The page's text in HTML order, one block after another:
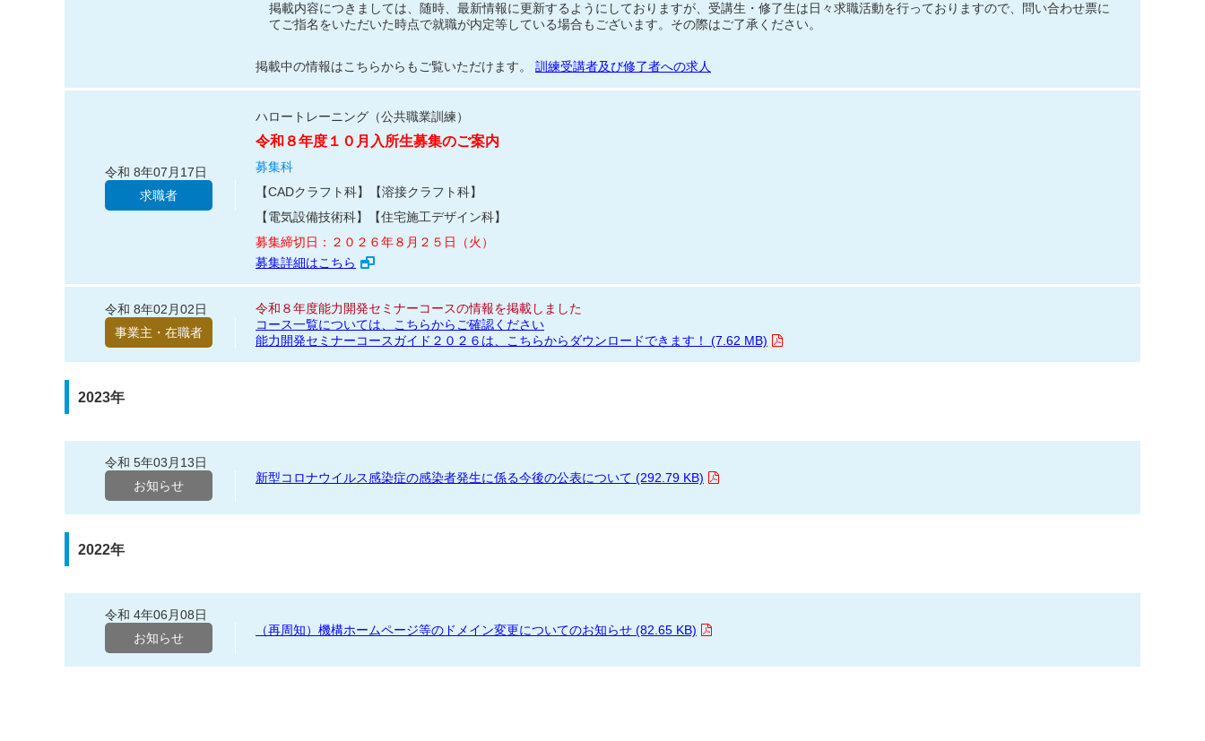
掲載内容につきましては、随時、最新情報に更新するようにしておりますが、受講生・修了生は日々求職活動を行っておりますので、問い合わせ票に
てご指名をいただいた時点で就職が内定等している場合もございます。その際はご了承ください。
掲載中の情報はこちらからもご覧いただけます。 訓練受講者及び修了者への求人
令和 8年07月17日
求職者
ハロートレーニング（公共職業訓練）
令和８年度１０月入所生募集のご案内
募集科
【CADクラフト科】【溶接クラフト科】
【電気設備技術科】【住宅施工デザイン科】
募集締切日：２０２６年８月２５日（火）
募集詳細はこちら
令和 8年02月02日
事業主・在職者
令和８年度能力開発セミナーコースの情報を掲載しました
コース一覧については、こちらからご確認ください
能力開発セミナーコースガイド２０２６は、こちらからダウンロードできます！ (7.62 MB)
2023年
令和 5年03月13日
お知らせ
新型コロナウイルス感染症の感染者発生に係る今後の公表について (292.79 KB)
2022年
令和 4年06月08日
お知らせ
（再周知）機構ホームページ等のドメイン変更についてのお知らせ (82.65 KB)